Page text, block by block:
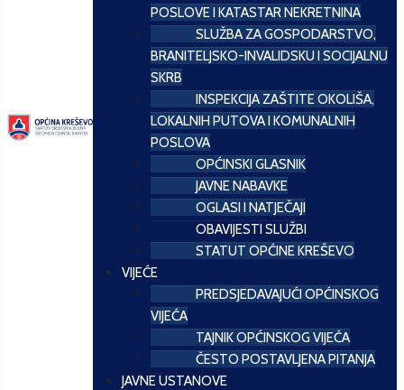
POSLOVE I KATASTAR NEKRETNINA
SLUŽBA ZA GOSPODARSTVO,
BRANITELJSKO-INVALIDSKU I SOCIJALNU
SKRB
INSPEKCIJA ZAŠTITE OKOLIŠA,
LOKALNIH PUTOVA I KOMUNALNIH
POSLOVA
OPĆINSKI GLASNIK
JAVNE NABAVKE
OGLASI I NATJEČAJI
OBAVIJESTI SLUŽBI
STATUT OPĆINE KREŠEVO
VIJEĆE
PREDSJEDAVAJUĆI OPĆINSKOG
VIJEĆA
TAJNIK OPĆINSKOG VIJEĆA
ČESTO POSTAVLJENA PITANJA
JAVNE USTANOVE